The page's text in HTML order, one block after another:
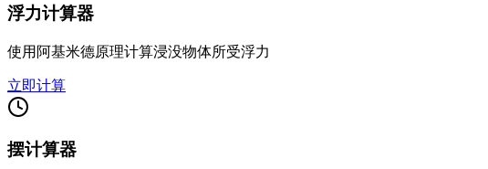
浮力计算器
使用阿基米德原理计算浸没物体所受浮力
立即计算
摆计算器